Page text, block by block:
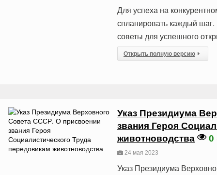
Для успеха на
спланировать каждый
советы для успешного
Открыть полную версию
Указ Президиума
звания Героя
животноводства
0
24 мая 2023
Указ Президиума